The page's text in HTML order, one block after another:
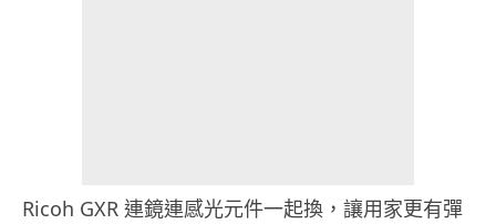
Ricoh GXR 連鏡連感光元件一起換，讓用家更有彈